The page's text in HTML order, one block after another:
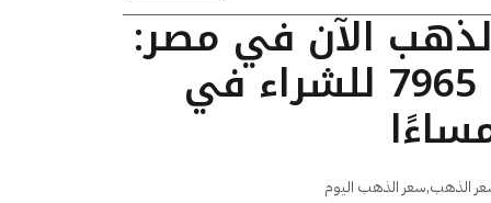
الآن في مصر:
عيار 24 يسجل 7965 للشراء في
الذهب,سعر الذهب اليوم